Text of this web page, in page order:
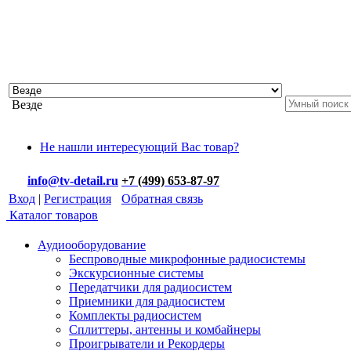
Везде
Не нашли интересующий Вас товар?
info@tv-detail.ru +7 (499) 653-87-97
Вход | Регистрация
Обратная связь
Каталог товаров
Аудиооборудование
Беспроводные микрофонные радиосистемы
Экскурсионные системы
Передатчики для радиосистем
Приемники для радиосистем
Комплекты радиосистем
Сплиттеры, антенны и комбайнеры
Проигрыватели и Рекордеры